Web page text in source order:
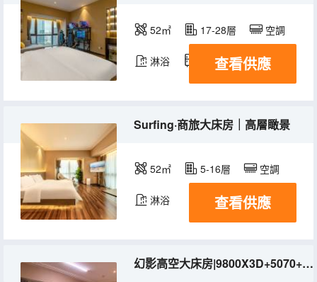
52㎡ 17-28層 空調
淋浴 冰箱查看供應
Surfing·商旅大床房｜高層瞰景
52㎡ 5-16層 空調
淋浴 查看供應
幻影高空大床房|9800X3D+5070+OLED2K360+小蜜蜂+颶風